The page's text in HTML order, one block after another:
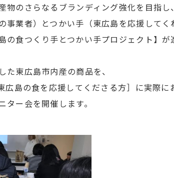
物のさらなるブランディング強化を目指し、
事業者）とつかい手（東広島を応援してく
の食つくり手とつかい手プロジェクト】が
た東広島市内産の商品を、
島の食を応援してくださる方］に実際
ー会を開催します。